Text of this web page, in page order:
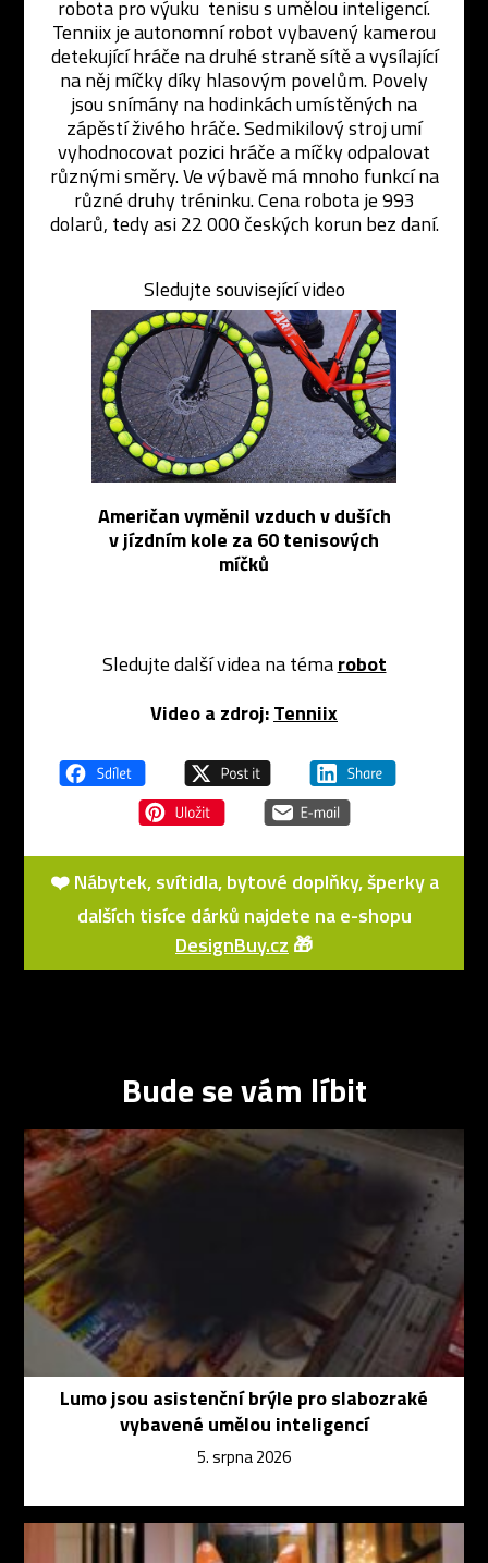
robota pro výuku tenisu s umělou inteligencí.
Tenniix je autonomní robot vybavený kamerou
detekující hráče na druhé straně sítě a vysílající
na něj míčky díky hlasovým povelům. Povely
jsou snímány na hodinkách umístěných na
zápěstí živého hráče. Sedmikilový stroj umí
vyhodnocovat pozici hráče a míčky odpalovat
různými směry. Ve výbavě má mnoho funkcí na
různé druhy tréninku. Cena robota je 993
dolarů, tedy asi 22 000 českých korun bez daní.
Sledujte související video
Američan vyměnil vzduch v duších
v jízdním kole za 60 tenisových
míčků
Sledujte další videa na témarobot
Video a zdroj:Tenniix
❤️ Nábytek, svítidla, bytové doplňky, šperky a
dalších tisíce dárků najdete na e-shopu
DesignBuy.cz 🎁
Bude se vám líbit
Lumo jsou asistenční brýle pro slabozraké
vybavené umělou inteligencí
5. srpna 2026